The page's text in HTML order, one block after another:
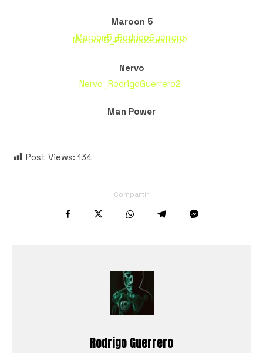
Maroon 5
Maroon5_RodrigoGuerrero
Maroon5_RodrigoGuerrero2
Nervo
Nervo_RodrigoGuerrero2
Man Power
Post Views: 134
Compartir
Rodrigo Guerrero